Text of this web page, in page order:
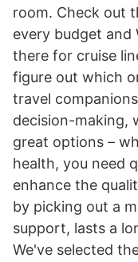
room. Check out
every budget
there for cruise
figure out which
travel
decision-making,
great options –
health, you need
enhance the
by picking out a
support, lasts a
We've selected